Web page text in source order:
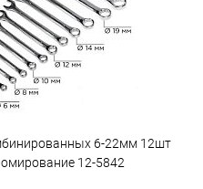
В наличии (1)
6-22мм 12шт
12-5842